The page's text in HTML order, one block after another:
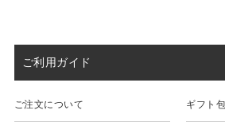
ご利用ガイド
ご注文について ギフト